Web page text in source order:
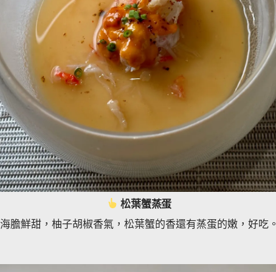
松葉蟹蒸蛋
海膽鮮甜，柚子胡椒香氣，松葉蟹的香還有蒸蛋的嫩，好吃。